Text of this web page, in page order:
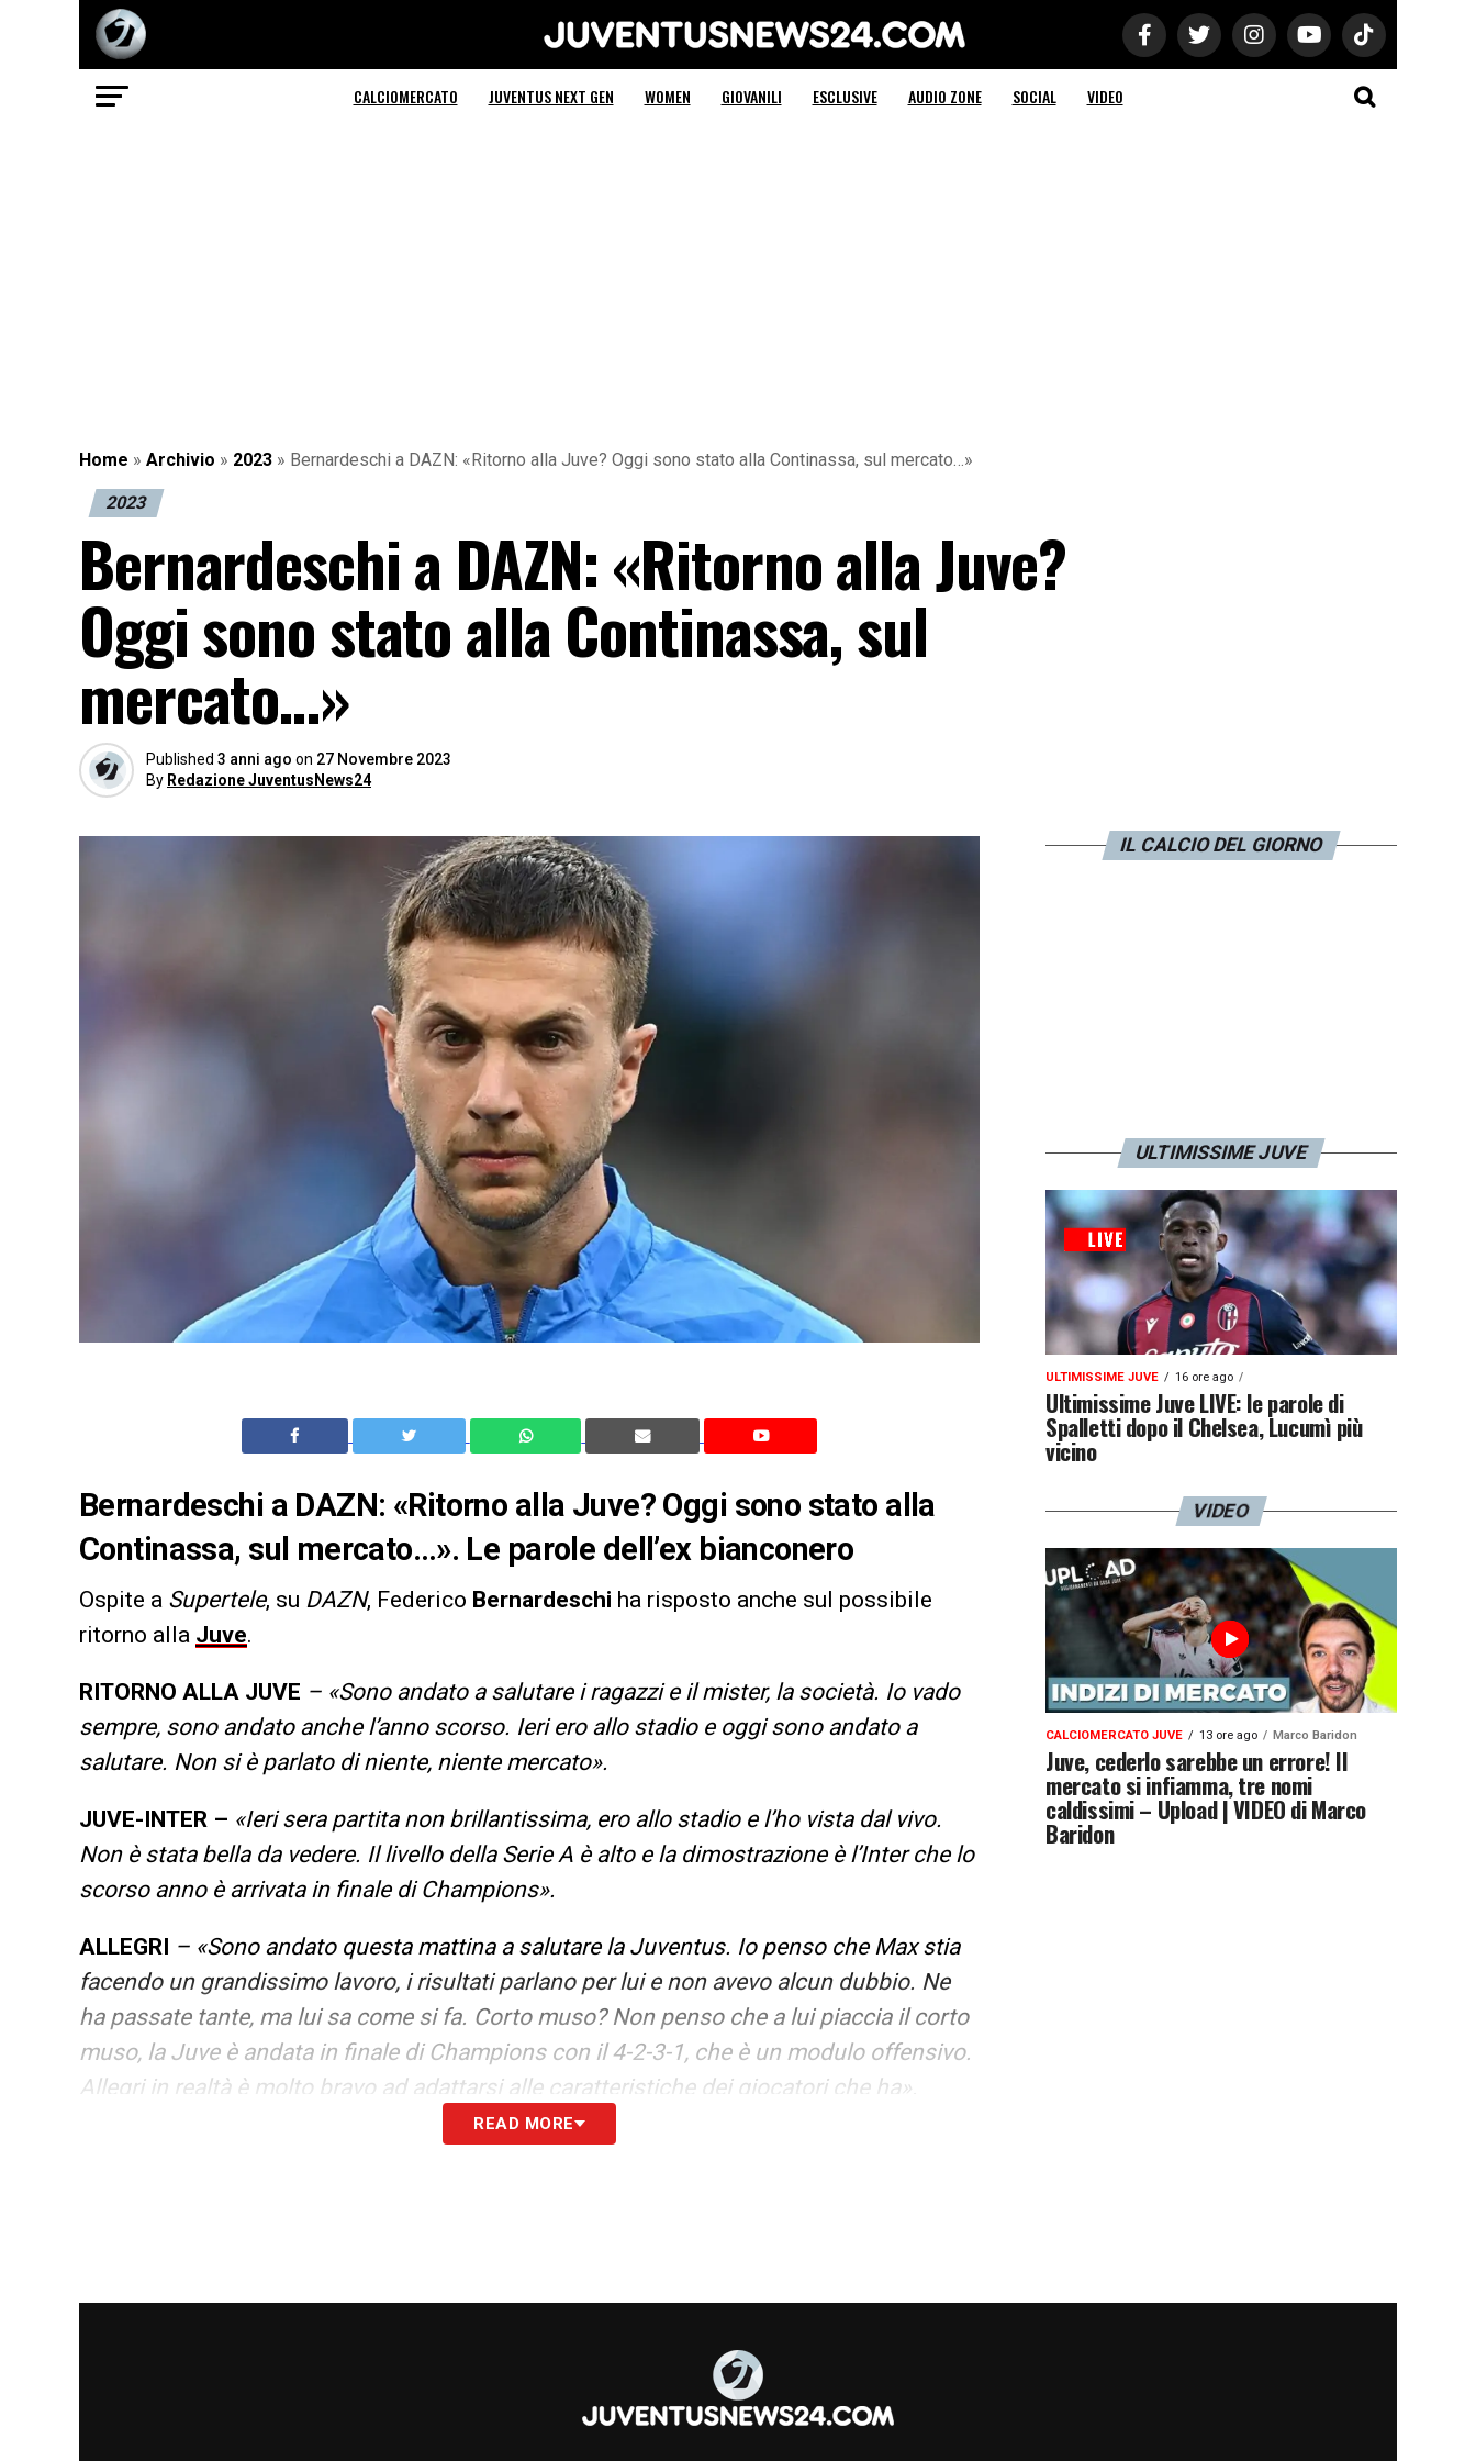
Juventus News 24
CALCIOMERCATO JUVENTUS NEXT GEN WOMEN GIOVANILI ESCLUSIVE AUDIO ZONE SOCIAL VIDEO
Home » Archivio » 2023 » Bernardeschi a DAZN: «Ritorno alla Juve? Oggi sono stato alla Continassa, sul mercato…»
2023
Bernardeschi a DAZN: «Ritorno alla Juve?
Oggi sono stato alla Continassa, sul
mercato…»
Published 3 anni ago on 27 Novembre 2023
By Redazione JuventusNews24
Bernardeschi a DAZN: «Ritorno alla Juve? Oggi sono stato alla
Continassa, sul mercato…». Le parole dell’ex bianconero
Ospite a Supertele, su DAZN, Federico Bernardeschi ha risposto anche sul possibile
ritorno alla Juve.
RITORNO ALLA JUVE – «Sono andato a salutare i ragazzi e il mister, la società. Io vado
sempre, sono andato anche l’anno scorso. Ieri ero allo stadio e oggi sono andato a
salutare. Non si è parlato di niente, niente mercato».
JUVE-INTER – «Ieri sera partita non brillantissima, ero allo stadio e l’ho vista dal vivo.
Non è stata bella da vedere. Il livello della Serie A è alto e la dimostrazione è l’Inter che lo
scorso anno è arrivata in finale di Champions».
ALLEGRI – «Sono andato questa mattina a salutare la Juventus. Io penso che Max stia
facendo un grandissimo lavoro, i risultati parlano per lui e non avevo alcun dubbio. Ne
ha passate tante, ma lui sa come si fa. Corto muso? Non penso che a lui piaccia il corto
muso, la Juve è andata in finale di Champions con il 4-2-3-1, che è un modulo offensivo.
Allegri in realtà è molto bravo ad adattarsi alle caratteristiche dei giocatori che ha».
– «Penso che Fede si trovi meglio a giocare da esterno. Ci vuole un po’ di tempo
READ MORE
IL CALCIO DEL GIORNO
ULTIMISSIME JUVE
ULTIMISSIME JUVE 16 ore ago
Ultimissime Juve LIVE: le parole di
Spalletti dopo il Chelsea, Lucumì più
vicino
VIDEO
CALCIOMERCATO JUVE 13 ore ago Marco Baridon
Juve, cederlo sarebbe un errore! Il
mercato si infiamma, tre nomi
caldissimi – Upload | VIDEO di Marco
Baridon